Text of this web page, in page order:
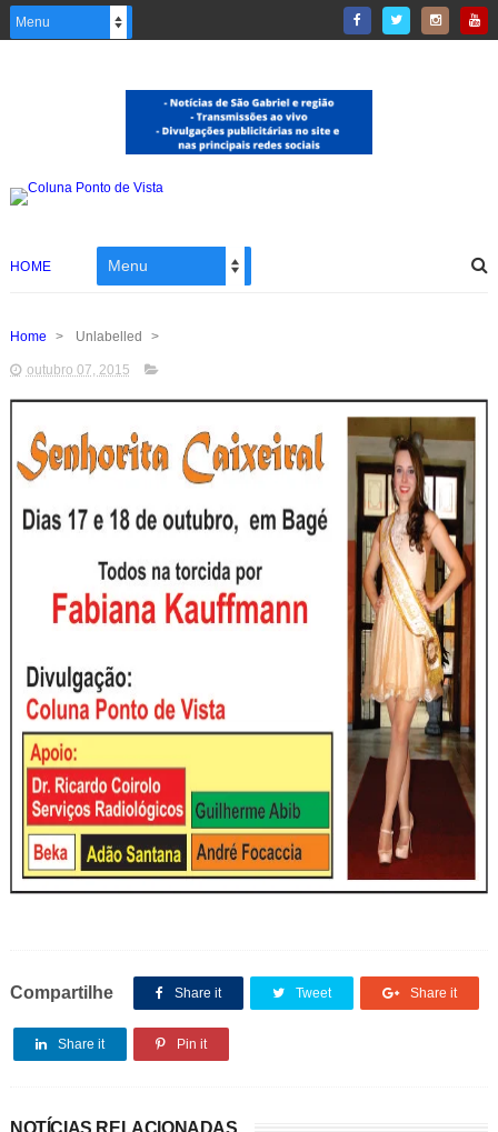
HOME
Home > Unlabelled >
outubro 07, 2015
Compartilhe Share it Tweet Share it
Share it Pin it
NOTÍCIAS RELACIONADAS